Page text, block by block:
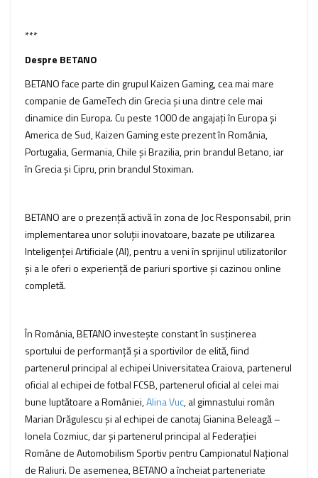
***
Despre BETANO
BETANO face parte din grupul Kaizen Gaming, cea mai mare
companie de GameTech din Grecia și una dintre cele mai
dinamice din Europa. Cu peste 1000 de angajați în Europa și
America de Sud, Kaizen Gaming este prezent în România,
Portugalia, Germania, Chile și Brazilia, prin brandul Betano, iar
în Grecia și Cipru, prin brandul Stoximan.
BETANO are o prezență activă în zona de Joc Responsabil, prin
implementarea unor soluții inovatoare, bazate pe utilizarea
Inteligenței Artificiale (AI), pentru a veni în sprijinul utilizatorilor
și a le oferi o experiență de pariuri sportive și cazinou online
completă.
În România, BETANO investește constant în susținerea
sportului de performanță și a sportivilor de elită, fiind
partenerul principal al echipei Universitatea Craiova, partenerul
oficial al echipei de fotbal FCSB, partenerul oficial al celei mai
bune luptătoare a României,Alina Vuc, al gimnastului român
Marian Drăgulescu și al echipei de canotaj Gianina Beleagă –
Ionela Cozmiuc, dar și partenerul principal al Federației
Române de Automobilism Sportiv pentru Campionatul Național
de Raliuri. De asemenea, BETANO a încheiat parteneriate